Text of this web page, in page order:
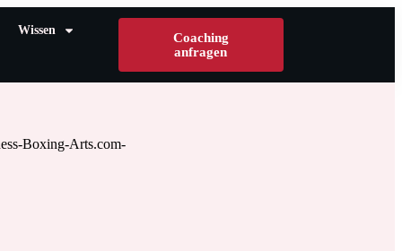
Wissen
Coaching
anfragen